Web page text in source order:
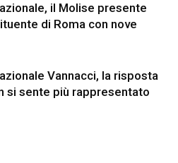
il Molise presente
di Roma con nove
Vannacci, la risposta
si sente più rappresentato